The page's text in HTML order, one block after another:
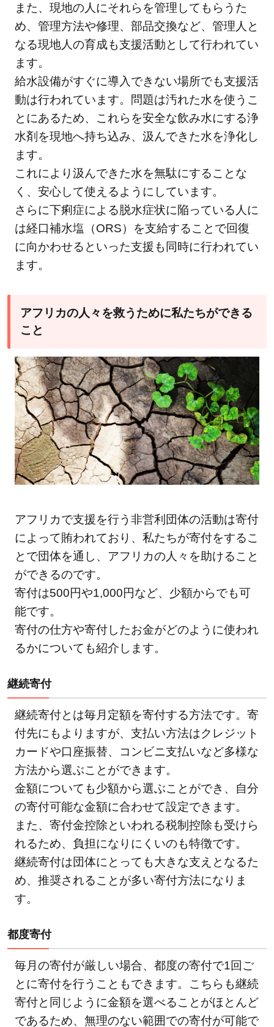
また、現地の人にそれらを管理してもらうた
め、管理方法や修理、部品交換など、管理人と
なる現地人の育成も支援活動として行われてい
ます。
給水設備がすぐに導入できない場所でも支援活
動は行われています。問題は汚れた水を使うこ
とにあるため、これらを安全な飲み水にする浄
水剤を現地へ持ち込み、汲んできた水を浄化し
ます。
これにより汲んできた水を無駄にすることな
く、安心して使えるようにしています。
さらに下痢症による脱水症状に陥っている人に
は経口補水塩（ORS）を支給することで回復
に向かわせるといった支援も同時に行われてい
ます。
アフリカの人々を救うために私たちができる
こと
アフリカで支援を行う非営利団体の活動は寄付
によって賄われており、私たちが寄付をするこ
とで団体を通し、アフリカの人々を助けること
ができるのです。
寄付は500円や1,000円など、少額からでも可
能です。
寄付の仕方や寄付したお金がどのように使われ
るかについても紹介します。
継続寄付
継続寄付とは毎月定額を寄付する方法です。寄
付先にもよりますが、支払い方法はクレジット
カードや口座振替、コンビニ支払いなど多様な
方法から選ぶことができます。
金額についても少額から選ぶことができ、自分
の寄付可能な金額に合わせて設定できます。
また、寄付金控除といわれる税制控除も受けら
れるため、負担になりにくいのも特徴です。
継続寄付は団体にとっても大きな支えとなるた
め、推奨されることが多い寄付方法になりま
す。
都度寄付
毎月の寄付が厳しい場合、都度の寄付で1回ご
とに寄付を行うこともできます。こちらも継続
寄付と同じように金額を選べることがほとんど
であるため、無理のない範囲での寄付が可能で